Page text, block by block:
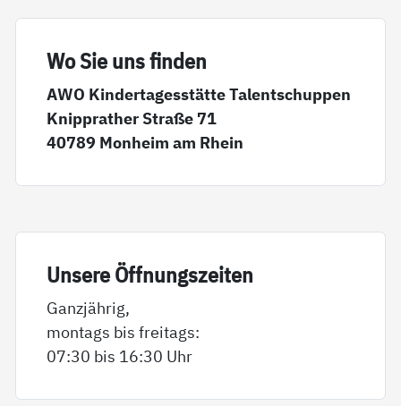
Wo Sie uns fin­den
AWO Kindertagesstätte Talentschuppen
Knipprather Straße 71
40789 Monheim am Rhein
Un­se­re Öff­nungs­zei­ten
Ganzjährig,
montags bis freitags:
07:30 bis 16:30 Uhr